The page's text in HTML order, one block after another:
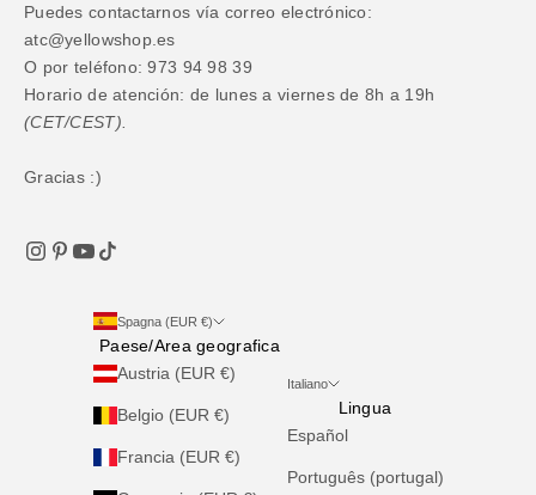
Puedes contactarnos vía correo electrónico:
atc@yellowshop.es
O por teléfono: 973 94 98 39
Horario de atención: de lunes a viernes de 8h a 19h
(CET/CEST).
Gracias :)
Spagna (EUR €)
Paese/Area geografica
Austria (EUR €)
Belgio (EUR €)
Francia (EUR €)
Italiano
Lingua
Español
Português (portugal)